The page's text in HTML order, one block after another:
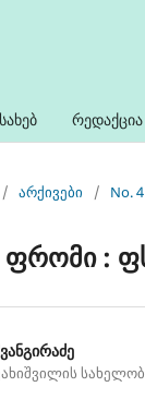
რედაქცია
/ არქივები / No.
ფრომი :